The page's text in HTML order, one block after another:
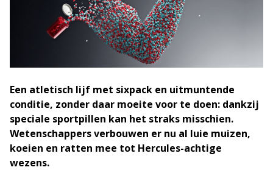
Een atletisch lijf met sixpack en uitmuntende
conditie, zonder daar moeite voor te doen: dankzij
speciale sportpillen kan het straks misschien.
Wetenschappers verbouwen er nu al luie muizen,
koeien en ratten mee tot Hercules-achtige
wezens.